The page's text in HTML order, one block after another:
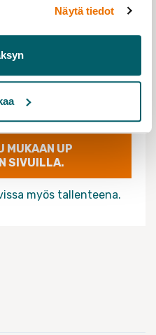
Näytä tiedot
MUKAAN UP
SIVUILLA.
myös tallenteena.